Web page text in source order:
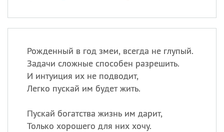
Рожденный в год змеи, всегда не глупый.
Задачи сложные способен разрешить.
И интуиция их не подводит,
Легко пускай им будет жить.
Пускай богатства жизнь им дарит,
Только хорошего для них хочу.